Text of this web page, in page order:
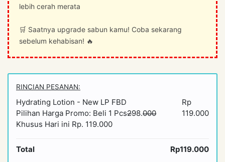
lebih cerah merata
🛒 Saatnya upgrade sabun kamu! Coba sekarang
sebelum kehabisan! 🔥
RINCIAN PESANAN:
Hydrating Lotion - New LP FBD
Pilihan Harga Promo: Beli 1 Pcs2̶98.0̶0̶0̶
Khusus Hari ini Rp. 119.000
Rp
119.000
Total Rp119.000